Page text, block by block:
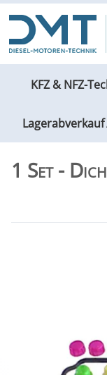
KFZ & NFZ-
Lagerabverkauf
KFZ & NFZ-
1 Set -